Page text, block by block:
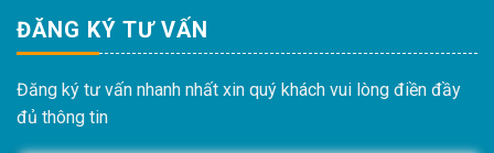
ĐĂNG KÝ TƯ VẤN
Đăng ký tư vấn nhanh nhất xin quý khách vui lòng điền đầy
đủ thông tin